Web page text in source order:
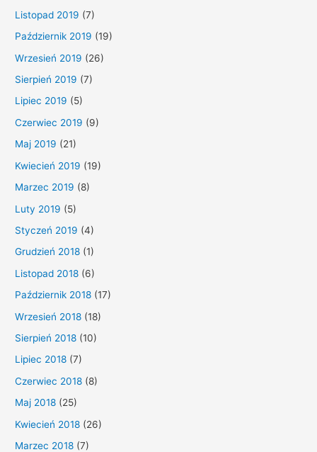
Listopad 2019 (7)
Październik 2019 (19)
Wrzesień 2019 (26)
Sierpień 2019 (7)
Lipiec 2019 (5)
Czerwiec 2019 (9)
Maj 2019 (21)
Kwiecień 2019 (19)
Marzec 2019 (8)
Luty 2019 (5)
Styczeń 2019 (4)
Grudzień 2018 (1)
Listopad 2018 (6)
Październik 2018 (17)
Wrzesień 2018 (18)
Sierpień 2018 (10)
Lipiec 2018 (7)
Czerwiec 2018 (8)
Maj 2018 (25)
Kwiecień 2018 (26)
Marzec 2018 (7)